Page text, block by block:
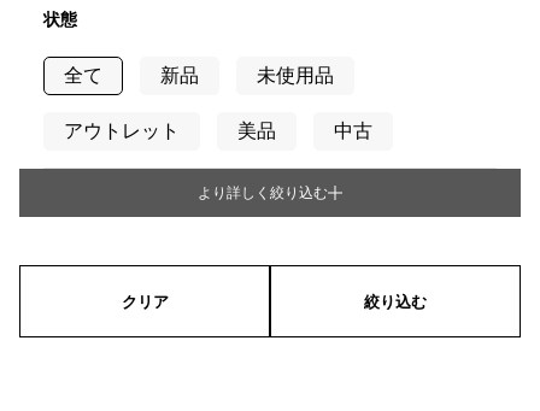
状態
全て 新品 未使用品
アウトレット 美品 中古
タイプ
メンズ レディース 男女兼用
より詳しく絞り込む
クリア 絞り込む